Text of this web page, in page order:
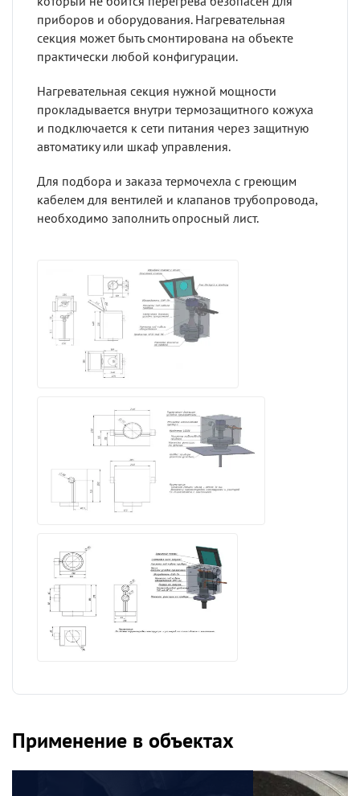
приборов и оборудования. Нагревательная
секция может быть смонтирована на объекте
практически любой конфигурации.
Нагревательная секция нужной мощности
прокладывается внутри термозащитного кожуха
и подключается к сети питания через защитную
автоматику или шкаф управления.
Для подбора и заказа термочехла с греющим
кабелем для вентилей и клапанов трубопровода,
необходимо заполнить опросный лист.
Применение в объектах